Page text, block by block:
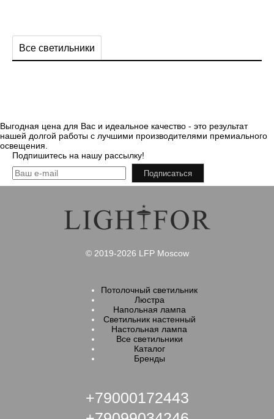
Все светильники
Выгодная цена для Вас и идеальное качество - это результат
нашей долгой работы с лучшими производителями премиального
освещения.
Подпишитесь на нашу рассылку!
Подписаться
© 2019-2026 LFP Moscow
Потолочный светильник
Люстра
Напольная лампа
Светильник настенный
Настольная лампа
Все светильники
Каталог
Бренды
+79000172443